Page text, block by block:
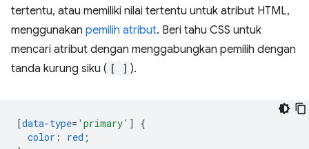
tertentu, atau memiliki nilai tertentu untuk atribut HTML,
menggunakan pemilih atribut. Beri tahu CSS untuk
mencari atribut dengan menggabungkan pemilih dengan
tanda kurung siku ( [ ] ).
[data-type= 'primary' ]
{
color : red ;